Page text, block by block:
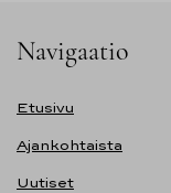
Navigaatio
Etusivu
Ajankohtaista
Uutiset